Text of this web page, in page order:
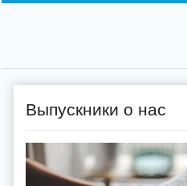
Выпускники о нас